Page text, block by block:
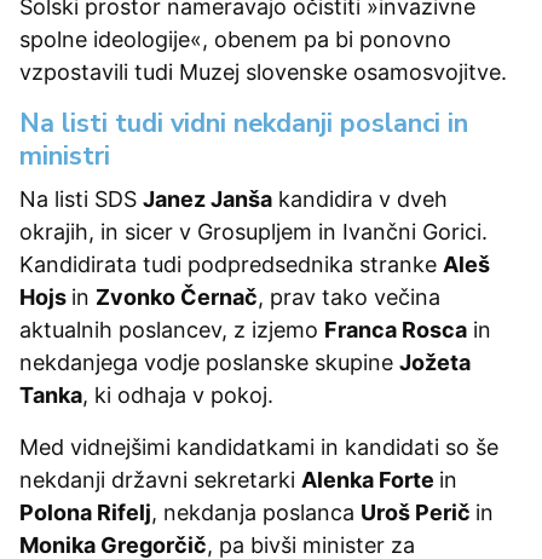
Šolski prostor nameravajo očistiti »invazivne
spolne ideologije«, obenem pa bi ponovno
vzpostavili tudi Muzej slovenske osamosvojitve.
Na listi tudi vidni nekdanji poslanci in
ministri
Na listi SDS Janez Janša kandidira v dveh
okrajih, in sicer v Grosupljem in Ivančni Gorici.
Kandidirata tudi podpredsednika stranke Aleš
Hojs in Zvonko Černač, prav tako večina
aktualnih poslancev, z izjemo Franca Rosca in
nekdanjega vodje poslanske skupine Jožeta
Tanka, ki odhaja v pokoj.
Med vidnejšimi kandidatkami in kandidati so še
nekdanji državni sekretarki Alenka Forte in
Polona Rifelj, nekdanja poslanca Uroš Perič in
Monika Gregorčič, pa bivši minister za